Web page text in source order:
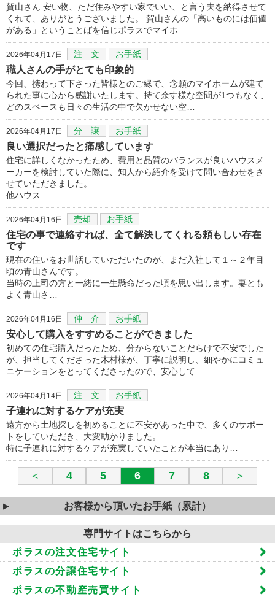
賀山さん 安い物、ただ住みやすい家でいい、と言う夫を納得させて
くれて、ありがとうございました。 賀山さんの「高いものには価値
がある」ということばを信じポラスでマイホ…
2026年04月17日 注 文 お手紙
職人さんの手がとても印象的
今回、携わって下さった皆様とのご縁で、念願のマイホームが建て
られた事に心から感謝いたします。持て余す様な空間が1つもなく、
どのスペースも日々の生活の中で欠かせない空…
2026年04月17日 分 譲 お手紙
良い選択だったと痛感しています
住宅に詳しくなかったため、費用と品質のバランスが良いハウスメ
ーカーを検討していた際に、知人から紹介を受けて問い合わせをさ
せていただきました。
他ハウス…
2026年04月16日 売却 お手紙
住宅の事で連絡すれば、全て解決してくれる頼もしい存在
です
現在の住いをお世話していただいたのが、まだ入社して１～２年目
頃の青山さんです。
当時の上司の方と一緒に一生懸命だった頃を思い出します。妻とも
よく青山さ…
2026年04月16日 仲 介 お手紙
安心して購入をすすめることができました
初めての住宅購入だったため、分からないことだらけで不安でした
が、担当してくださった木村様が、丁寧に説明し、細やかにコミュ
ニケーションをとってくださったので、安心して…
2026年04月14日 注 文 お手紙
子連れに対するケアが充実
遠方から土地探しを初めることに不安があった中で、多くのサポー
トをしていただき、大変助かりました。
特に子連れに対するケアが充実していたことが本当にあり…
＜ 4 5 6 7 8 ＞
お客様から頂いたお手紙（累計）
専門サイトはこちらから
ポラスの注文住宅サイト
ポラスの分譲住宅サイト
ポラスの不動産売買サイト